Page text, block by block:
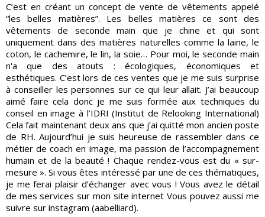
C’est en créant un concept de vente de vêtements appelé
“les belles matières”. Les belles matières ce sont des
vêtements de seconde main que je chine et qui sont
uniquement dans des matières naturelles comme la laine, le
coton, le cachemire, le lin, la soie… Pour moi, le seconde main
n'a que des atouts : écologiques, économiques et
esthétiques. C’est lors de ces ventes que je me suis surprise
à conseiller les personnes sur ce qui leur allait. J’ai beaucoup
aimé faire cela donc je me suis formée aux techniques du
conseil en image à l’IDRI (Institut de Relooking International)
Cela fait maintenant deux ans que j’ai quitté mon ancien poste
de RH. Aujourd’hui je suis heureuse de rassembler dans ce
métier de coach en image, ma passion de l’accompagnement
humain et de la beauté ! Chaque rendez-vous est du « sur-
mesure ». Si vous êtes intéressé par une de ces thématiques,
je me ferai plaisir d’échanger avec vous ! Vous avez le détail
de mes services sur mon site internet Vous pouvez aussi me
suivre sur instagram (aabelliard).